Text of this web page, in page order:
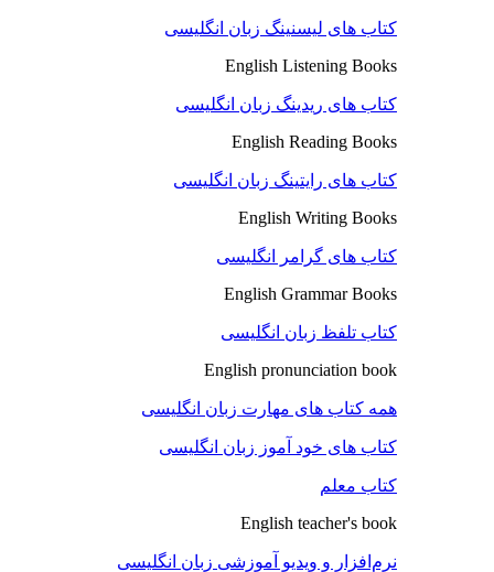
کتاب های لیسنینگ زبان انگلیسی
English Listening Books
کتاب های ریدینگ زبان انگلیسی
English Reading Books
کتاب های رایتینگ زبان انگلیسی
English Writing Books
کتاب های گرامر انگلیسی
English Grammar Books
کتاب تلفظ زبان انگلیسی
English pronunciation book
همه کتاب های مهارت زبان انگلیسی
کتاب های خود آموز زبان انگلیسی
کتاب معلم
English teacher's book
نرم‌افزار و ویدیو آموزشی زبان انگلیسی